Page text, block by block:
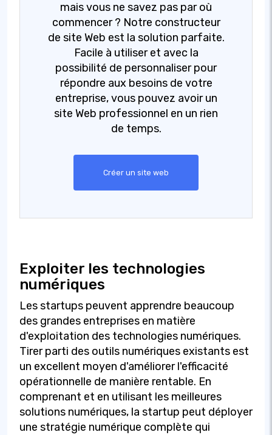
mais vous ne savez pas par où
commencer ? Notre constructeur
de site Web est la solution parfaite.
Facile à utiliser et avec la
possibilité de personnaliser pour
répondre aux besoins de votre
entreprise, vous pouvez avoir un
site Web professionnel en un rien
de temps.
Créer un site web
Exploiter les technologies
numériques
Les startups peuvent apprendre beaucoup
des grandes entreprises en matière
d'exploitation des technologies numériques.
Tirer parti des outils numériques existants est
un excellent moyen d'améliorer l'efficacité
opérationnelle de manière rentable. En
comprenant et en utilisant les meilleures
solutions numériques, la startup peut déployer
une stratégie numérique complète qui